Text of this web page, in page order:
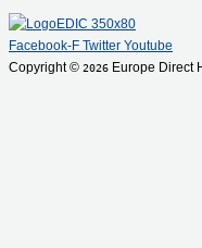
Facebook-F Twitter Youtube
Copyright © 2026 Europe Direct